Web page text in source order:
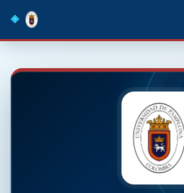
navigation